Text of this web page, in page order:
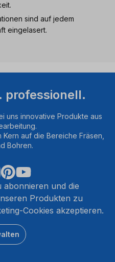
sind auf jedem
eingelasert.
professionell.
uns innovative Produkte aus
auf die Bereiche Fräsen,
Bohren.
und die
Produkten zu
Cookies akzeptieren.